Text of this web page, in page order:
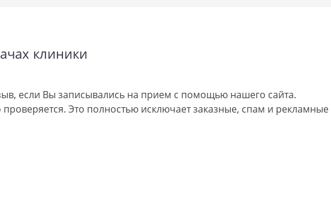
клиники
если Вы записывались на прием с помощью нашего сайта.
Это полностью исключает заказные, спам и